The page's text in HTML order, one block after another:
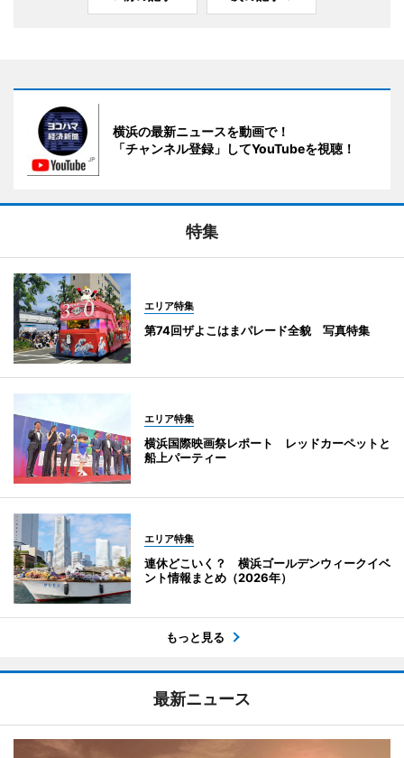
横浜の最新ニュースを動画で！
「チャンネル登録」してYouTubeを視聴！
特集
エリア特集
第74回ザよこはまパレード全貌 写真特集
エリア特集
横浜国際映画祭レポート レッドカーペットと
船上パーティー
エリア特集
連休どこいく？ 横浜ゴールデンウィークイベ
ント情報まとめ（2026年）
もっと見る
最新ニュース